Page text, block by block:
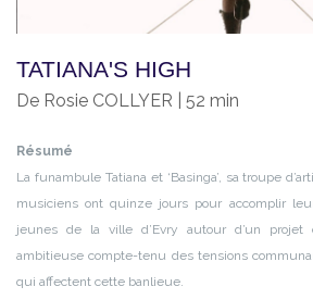
TATIANA'S HIGH
De Rosie COLLYER | 52 min
Résumé
La funambule Tatiana et ‘Basinga’, sa troupe
musiciens ont quinze jours pour accomplir
jeunes de la ville d’Evry autour d’un projet
ambitieuse compte-tenu des tensions
qui affectent cette banlieue.